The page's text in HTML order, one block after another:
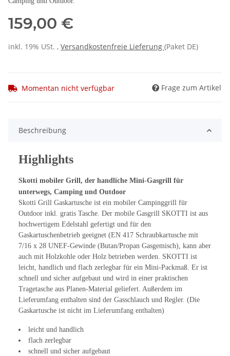
159,00 €
inkl. 19% USt. , Versandkostenfreie Lieferung (Paket DE)
Momentan nicht verfügbar Frage zum Artikel
Beschreibung
Highlights
Skotti mobiler Grill, der handliche Mini-Gasgrill für
unterwegs, Camping und Outdoor
Skotti Grill Gaskartusche ist ein mobiler Campinggrill für
Outdoor inkl. gratis Tasche. Der mobile Gasgrill SKOTTI ist aus
hochwertigem Edelstahl gefertigt und für den
Gaskartuschenbetrieb geeignet (EN 417 Schraubkartusche mit
7/16 x 28 UNEF-Gewinde (Butan/Propan Gasgemisch), kann aber
auch mit Holzkohle oder Holz betrieben werden. SKOTTI ist
leicht, handlich und flach zerlegbar für ein Mini-Packmaß. Er ist
schnell und sicher aufgebaut und wird in einer praktischen
Tragetasche aus Planen-Material geliefert. Außerdem im
Lieferumfang enthalten sind der Gasschlauch und Regler. (Die
Gaskartusche ist nicht im Lieferumfang enthalten)
leicht und handlich
flach zerlegbar
schnell und sicher aufgebaut